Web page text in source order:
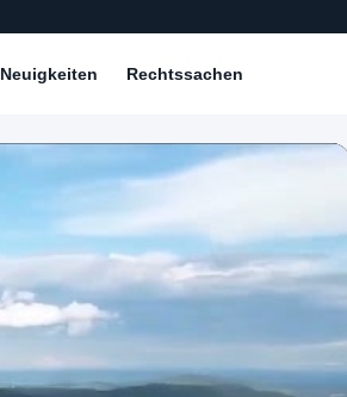
Neuigkeiten Rechtssachen